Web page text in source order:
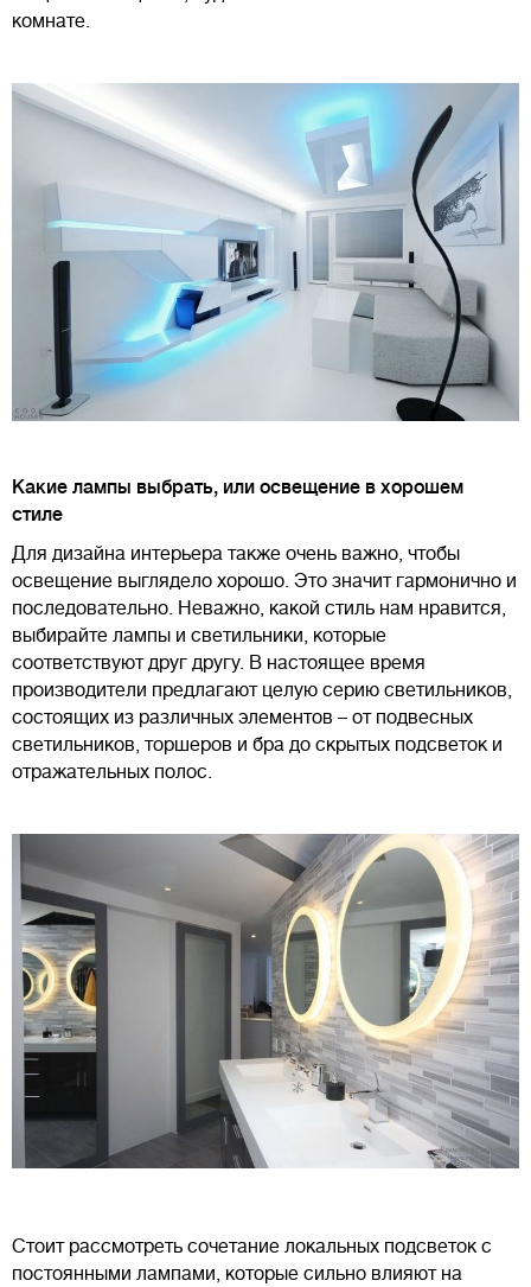
комнате.
Какие лампы выбрать, или освещение в хорошем
стиле
Для дизайна интерьера также очень важно, чтобы
освещение выглядело хорошо. Это значит гармонично и
последовательно. Неважно, какой стиль нам нравится,
выбирайте лампы и светильники, которые
соответствуют друг другу. В настоящее время
производители предлагают целую серию светильников,
состоящих из различных элементов – от подвесных
светильников, торшеров и бра до скрытых подсветок и
отражательных полос.
Стоит рассмотреть сочетание локальных подсветок с
постоянными лампами, которые сильно влияют на